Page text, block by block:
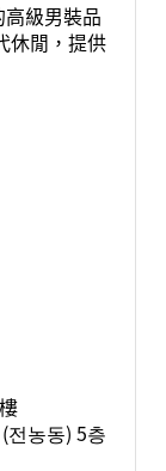
級男裝品
休閒，提供
전농동) 5층